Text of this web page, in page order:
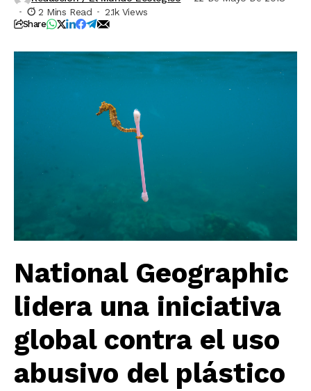
2 Mins Read
2.1k Views
Share
National Geographic
lidera una iniciativa
global contra el uso
abusivo del plástico